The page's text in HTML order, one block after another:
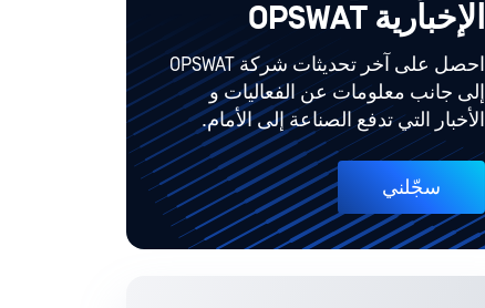
الإخبارية OPSWAT
احصل على آخر تحديثات شركة OPSWAT
إلى جانب معلومات عن الفعاليات و
الأخبار التي تدفع الصناعة إلى الأمام.
سجّلني